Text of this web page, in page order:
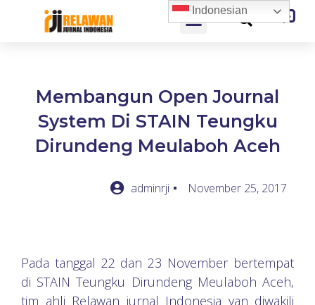
Membangun Open Journal
System Di STAIN Teungku
Dirundeng Meulaboh Aceh
adminrji November 25, 2017
Pada tanggal 22 dan 23 November bertempat
di STAIN Teungku Dirundeng Meulaboh Aceh,
tim ahli Relawan jurnal Indonesia yan diwakili
Indonesian